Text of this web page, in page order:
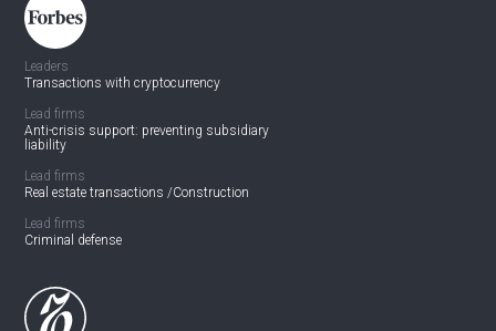
Leaders
Transactions with cryptocurrency
Lead firms
Anti-crisis support: preventing subsidiary
liability
Lead firms
Real estate transactions /Construction
Lead firms
Criminal defense